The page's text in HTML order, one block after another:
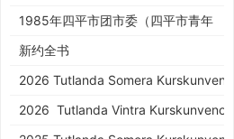
立大会请柬
1985年四平市团市委（四平市青年
世协筹）请柬
新约全书
2026 Tutlanda Somera Kurskunveno
2026 Tutlanda Vintra Kurskunveno